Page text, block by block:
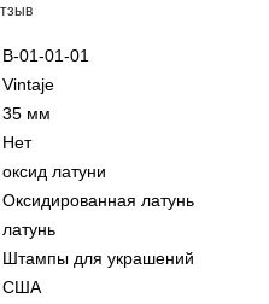
В-01-01-01
Vintaje
35 мм
Нет
оксид латуни
Оксидированная латунь
латунь
Штампы для украшений
США